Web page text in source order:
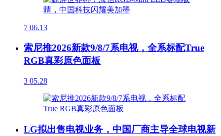
7 06.13
索尼推2026新款9/8/7系电视，全系标配True
RGB真彩原色面板
3 05.28
LG拟出售电视业务，中国厂商主导全球电视新